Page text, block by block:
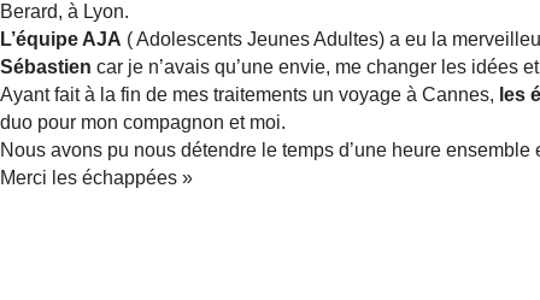
Berard, à Lyon.
L’équipe AJA ( Adolescents Jeunes Adultes) a eu la
Sébastien car je n’avais qu’une envie, me changer les idées
Ayant fait à la fin de mes traitements un voyage à Cannes, les
duo pour mon compagnon et moi.
Nous avons pu nous détendre le temps d’une heure
Merci les échappées »